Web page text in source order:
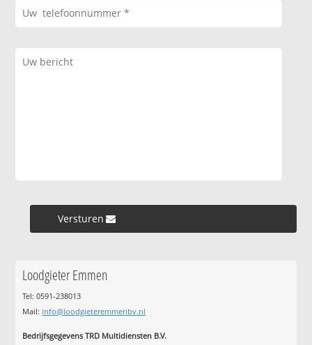
Versturen »
Loodgieter Emmen
Tel: 0591-238013
Mail: info@loodgieteremmenbv.nl
Bedrijfsgegevens TRD Multidiensten B.V.